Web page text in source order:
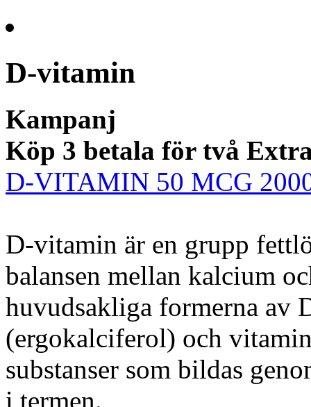
D-vitamin
Kampanj
Köp 3 betala för två
D-VITAMIN 50 MCG
D-vitamin är en grupp
balansen mellan kalcium
huvudsakliga formerna av
(ergokalciferol) och
substanser som bildas
i termen.